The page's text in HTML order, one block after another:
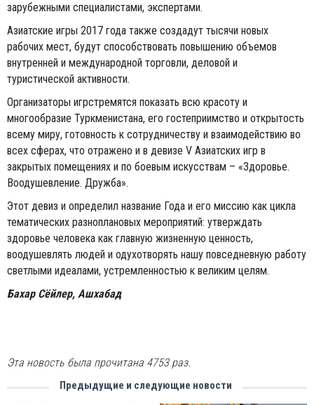
зарубежными специалистами, экспертами.
Азиатские игры 2017 года также создадут тысячи новых
рабочих мест, будут способствовать повышению объемов
внутренней и международной торговли, деловой и
туристической активности.
Организаторы игрстремятся показать всю красоту и
многообразие Туркменистана, его гостеприимство и открытость
всему миру, готовность к сотрудничеству и взаимодействию во
всех сферах, что отражено и в девизе V Азиатских игр в
закрытых помещениях и по боевым искусствам – «Здоровье.
Воодушевление. Дружба».
Этот девиз и определил название Года и его миссию как цикла
тематических разноплановых мероприятий: утверждать
здоровье человека как главную жизненную ценность,
воодушевлять людей и одухотворять нашу повседневную работу
светлыми идеалами, устремленностью к великим целям.
Бахар Сёйлер, Ашхабад
Эта новость была прочитана 4753 раз.
Предыдущие и следующие новости